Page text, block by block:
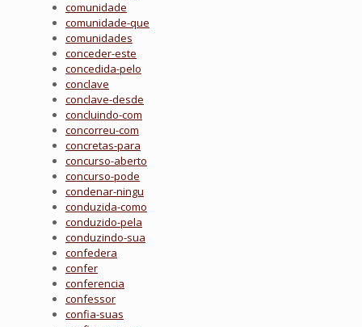
comunidade
comunidade-que
comunidades
conceder-este
concedida-pelo
conclave
conclave-desde
concluindo-com
concorreu-com
concretas-para
concurso-aberto
concurso-pode
condenar-ningu
conduzida-como
conduzido-pela
conduzindo-sua
confedera
confer
conferencia
confessor
confia-suas